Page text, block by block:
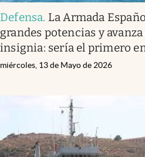
Defensa. La Armada
grandes potencias y
insignia: sería el primero
miércoles, 13 de Mayo de 2026